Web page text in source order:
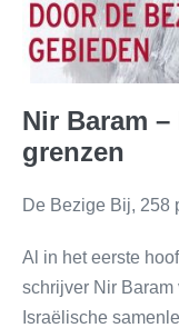
Nir Baram
grenzen
De Bezige Bij, 258
Al in het eerste
schrijver Nir Baram
Israëlische